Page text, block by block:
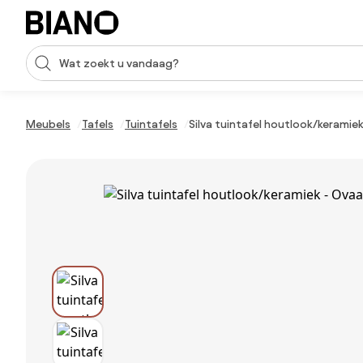
Navigatie overslaan, naar inhoud springen
Zoekopdracht invoeren
Meubels Tafels Tuintafels Silva tuintafel houtlook/keramiek